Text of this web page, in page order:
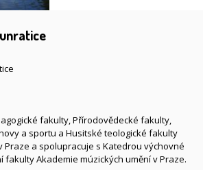
fakulty, Přírodovědecké fakulty,
a sportu a Husitské teologické fakulty
Praze a spolupracuje s Katedrou výchovné
fakulty Akademie múzických umění v Praze.